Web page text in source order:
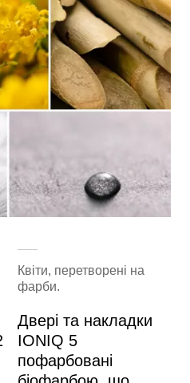
Квіти, перетворені на
фарби.
Двері та накладки
IONIQ 5
пофарбовані